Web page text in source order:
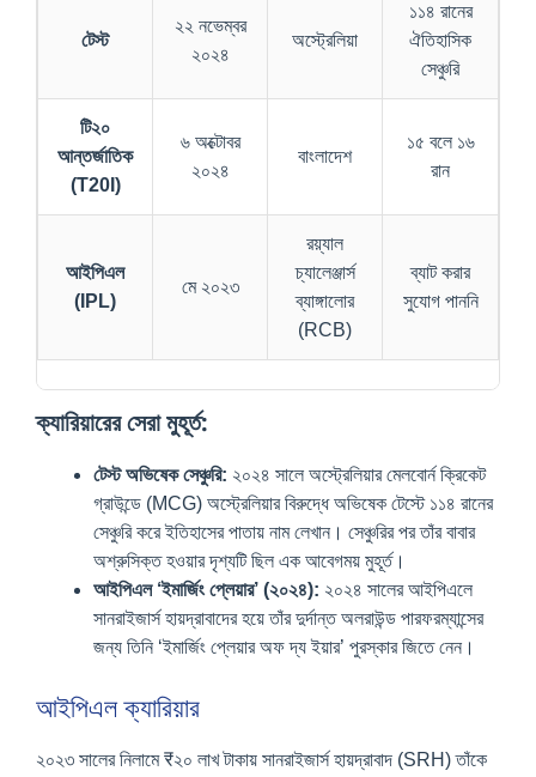
টেস্ট
২২ নভেম্বর
২০২৪
অস্ট্রেলিয়া
১১৪ রানের
ঐতিহাসিক
সেঞ্চুরি
টি২০
আন্তর্জাতিক
(T20I)
৬ অক্টোবর
২০২৪
বাংলাদেশ
১৫ বলে ১৬
রান
আইপিএল
(IPL)
মে ২০২৩
রয়্যাল
চ্যালেঞ্জার্স
ব্যাঙ্গালোর
(RCB)
ব্যাট করার
সুযোগ পাননি
ক্যারিয়ারের সেরা মুহূর্ত:
টেস্ট অভিষেক সেঞ্চুরি: ২০২৪ সালে অস্ট্রেলিয়ার মেলবোর্ন ক্রিকেট
গ্রাউন্ডে (MCG) অস্ট্রেলিয়ার বিরুদ্ধে অভিষেক টেস্টে ১১৪ রানের
সেঞ্চুরি করে ইতিহাসের পাতায় নাম লেখান। সেঞ্চুরির পর তাঁর বাবার
অশ্রুসিক্ত হওয়ার দৃশ্যটি ছিল এক আবেগময় মুহূর্ত।
আইপিএল ‘ইমার্জিং প্লেয়ার’ (২০২৪): ২০২৪ সালের আইপিএলে
সানরাইজার্স হায়দ্রাবাদের হয়ে তাঁর দুর্দান্ত অলরাউন্ড পারফরম্যান্সের
জন্য তিনি ‘ইমার্জিং প্লেয়ার অফ দ্য ইয়ার’ পুরস্কার জিতে নেন।
আইপিএল ক্যারিয়ার
২০২৩ সালের নিলামে ₹২০ লাখ টাকায় সানরাইজার্স হায়দ্রাবাদ (SRH) তাঁকে